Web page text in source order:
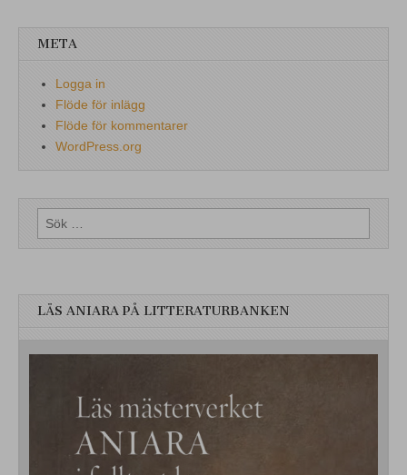
META
Logga in
Flöde för inlägg
Flöde för kommentarer
WordPress.org
Sök
efter:
LÄS ANIARA PÅ LITTERATURBANKEN